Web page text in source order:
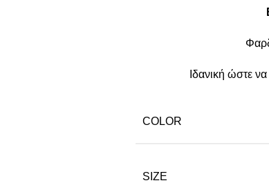
Ιδανική ώστε να
COLOR
SIZE